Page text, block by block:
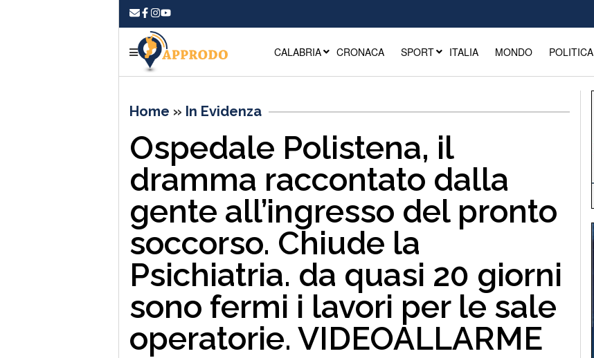
CALABRIA CRONACA SPORT ITALIA MONDO POLITICA
Home » In Evidenza
Ospedale Polistena, il
dramma raccontato dalla
gente all’ingresso del pronto
soccorso. Chiude la
Psichiatria. da quasi 20 giorni
sono fermi i lavori per le sale
operatorie. VIDEOALLARME